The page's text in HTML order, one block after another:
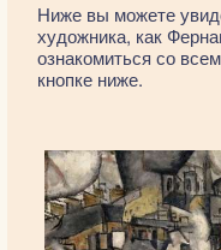
Ниже вы можете
художника, как
ознакомиться со
кнопке ниже.